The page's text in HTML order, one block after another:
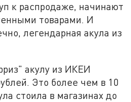
к распродаже, начинают
товарами. И
легендарная акула из
акулу из ИКЕИ
Это более чем в 10
стоила в магазинах до